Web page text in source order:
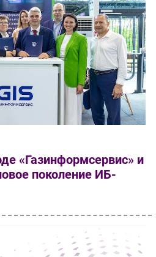
«Газинформсервис» и
поколение ИБ-